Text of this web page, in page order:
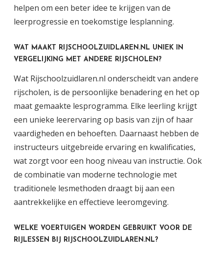
helpen om een beter idee te krijgen van de
leerprogressie en toekomstige lesplanning.
WAT MAAKT RIJSCHOOLZUIDLAREN.NL UNIEK IN
VERGELIJKING MET ANDERE RIJSCHOLEN?
Wat Rijschoolzuidlaren.nl onderscheidt van andere
rijscholen, is de persoonlijke benadering en het op
maat gemaakte lesprogramma. Elke leerling krijgt
een unieke leerervaring op basis van zijn of haar
vaardigheden en behoeften. Daarnaast hebben de
instructeurs uitgebreide ervaring en kwalificaties,
wat zorgt voor een hoog niveau van instructie. Ook
de combinatie van moderne technologie met
traditionele lesmethoden draagt bij aan een
aantrekkelijke en effectieve leeromgeving.
WELKE VOERTUIGEN WORDEN GEBRUIKT VOOR DE
RIJLESSEN BIJ RIJSCHOOLZUIDLAREN.NL?